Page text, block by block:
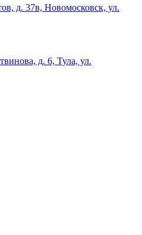
д. 37в, Новомосковск, ул.
д. 6, Тула, ул.